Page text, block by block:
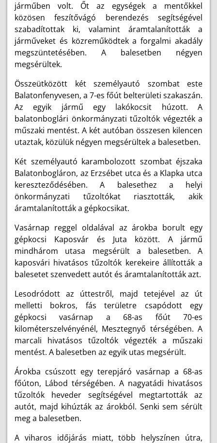
járműben volt. Őt az egységek a mentőkkel
közösen feszítővágó berendezés segítségével
szabadítottak ki, valamint áramtalanították a
járműveket és közreműködtek a forgalmi akadály
megszüntetésében. A balesetben négyen
megsérültek.
Összeütközött két személyautó szombat este
Balatonfenyvesen, a 7-es főút belterületi szakaszán.
Az egyik jármű egy lakókocsit húzott. A
balatonboglári önkormányzati tűzoltók végezték a
műszaki mentést. A két autóban összesen kilencen
utaztak, közülük négyen megsérültek a balesetben.
Két személyautó karambolozott szombat éjszaka
Balatonbogláron, az Erzsébet utca és a Klapka utca
kereszteződésében. A balesethez a helyi
önkormányzati tűzoltókat riasztották, akik
áramtalanították a gépkocsikat.
Vasárnap reggel oldalával az árokba borult egy
gépkocsi Kaposvár és Juta között. A jármű
mindhárom utasa megsérült a balesetben. A
kaposvári hivatásos tűzoltók kerekeire állították a
balesetet szenvedett autót és áramtalanították azt.
Lesodródott az úttestről, majd tetejével az út
melletti bokros, fás területre csapódott egy
gépkocsi vasárnap a 68-as főút 70-es
kilométerszelvényénél, Mesztegnyő térségében. A
marcali hivatásos tűzoltók végezték a műszaki
mentést. A balesetben az egyik utas megsérült.
Árokba csúszott egy terepjáró vasárnap a 68-as
főúton, Lábod térségében. A nagyatádi hivatásos
tűzoltók heveder segítségével megtartották az
autót, majd kihúzták az árokból. Senki sem sérült
meg a balesetben.
A viharos időjárás miatt, több helyszínen útra,